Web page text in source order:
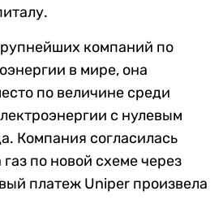
компаний по
в мире, она
по величине среди
с нулевым
Компания согласилась
по новой схеме через
платеж Uniper произвела